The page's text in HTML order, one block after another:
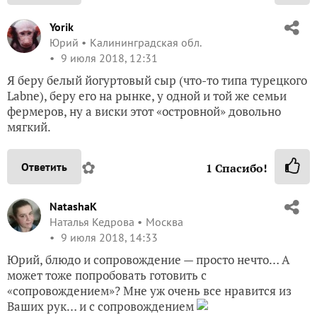
Yorik
Юрий
Калининградская обл.
9 июля 2018, 12:31
Я беру белый йогуртовый сыр (что-то типа турецкого
Labne), беру его на рынке, у одной и той же семьи
фермеров, ну а виски этот «островной» довольно
мягкий.
Ответить ✿ 1 Спасибо!
NatashaK
Наталья Кедрова
Москва
9 июля 2018, 14:33
Юрий, блюдо и сопровождение — просто нечто… А
может тоже попробовать готовить с
«сопровождением»? Мне уж очень все нравится из
Ваших рук… и с сопровождением